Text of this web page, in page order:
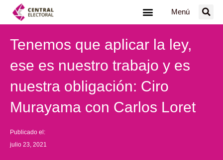
Menú
Tenemos que aplicar la ley,
ese es nuestro trabajo y es
nuestra obligación: Ciro
Murayama con Carlos Loret
Publicado el:
julio 23, 2021